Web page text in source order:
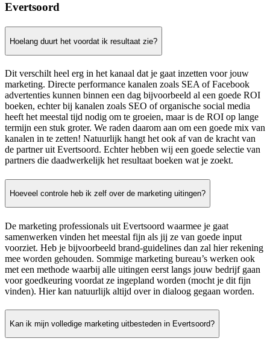
Evertsoord
Hoelang duurt het voordat ik resultaat zie?
Dit verschilt heel erg in het kanaal dat je gaat inzetten voor jouw
marketing. Directe performance kanalen zoals SEA of Facebook
advertenties kunnen binnen een dag bijvoorbeeld al een goede ROI
boeken, echter bij kanalen zoals SEO of organische social media
heeft het meestal tijd nodig om te groeien, maar is de ROI op lange
termijn een stuk groter. We raden daarom aan om een goede mix van
kanalen in te zetten! Natuurlijk hangt het ook af van de kracht van
de partner uit Evertsoord. Echter hebben wij een goede selectie van
partners die daadwerkelijk het resultaat boeken wat je zoekt.
Hoeveel controle heb ik zelf over de marketing uitingen?
De marketing professionals uit Evertsoord waarmee je gaat
samenwerken vinden het meestal fijn als jij ze van goede input
voorziet. Heb je bijvoorbeeld brand-guidelines dan zal hier rekening
mee worden gehouden. Sommige marketing bureau’s werken ook
met een methode waarbij alle uitingen eerst langs jouw bedrijf gaan
voor goedkeuring voordat ze ingepland worden (mocht je dit fijn
vinden). Hier kan natuurlijk altijd over in dialoog gegaan worden.
Kan ik mijn volledige marketing uitbesteden in Evertsoord?